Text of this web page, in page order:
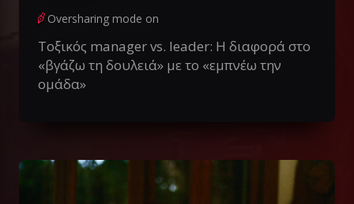
Oversharing mode on
Τοξικός manager vs. leader: Η διαφορά στο
«βγάζω τη δουλειά» με το «εμπνέω την
ομάδα»